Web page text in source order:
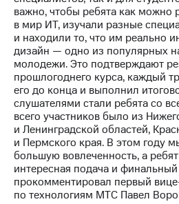
ПАО
"МТС"
Собрания
акционеров
Личный
кабинет
акционера
Акционерный
капитал
Контроль
и
аудит
Рынок
акций
важно, чтобы ребята как можно
в мир ИТ, изучали разные
и находили то, что им реально
дизайн — одно из популярных
молодежи. Это подтверждают
прошлогоднего курса, каждый
его до конца и выполнил
слушателями стали ребята со
всего участников было из
и Ленинградской областей,
и Пермского края. В этом году
большую вовлеченность, а
интересная подача и
прокомментировал первый
по технологиям МТС Павел